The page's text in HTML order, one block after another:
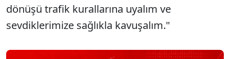
dönüşü trafik kurallarına uyalım ve
sevdiklerimize sağlıkla kavuşalım."